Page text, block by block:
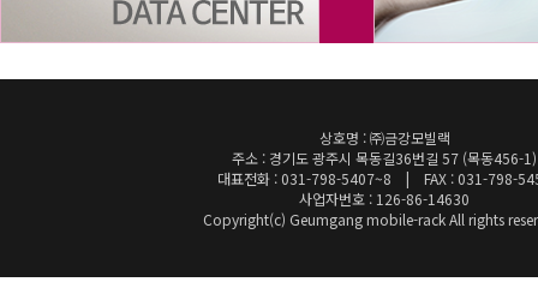
상호명 : ㈜금강모빌랙
주소 : 경기도 광주시 목동길36번길 57 (목동456-1)
대표전화 : 031-798-5407~8 | FAX : 031-798-
사업자번호 : 126-86-14630
Copyright(c) Geumgang mobile-rack All rights